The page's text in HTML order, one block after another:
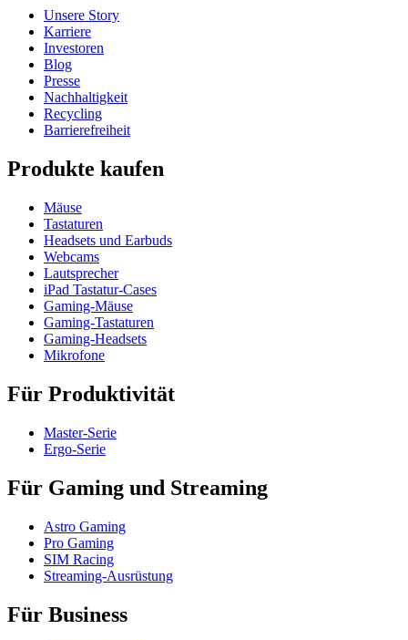
Unsere Story
Karriere
Investoren
Blog
Presse
Nachhaltigkeit
Recycling
Barrierefreiheit
Produkte kaufen
Mäuse
Tastaturen
Headsets und Earbuds
Webcams
Lautsprecher
iPad Tastatur-Cases
Gaming-Mäuse
Gaming-Tastaturen
Gaming-Headsets
Mikrofone
Für Produktivität
Master-Serie
Ergo-Serie
Für Gaming und Streaming
Astro Gaming
Pro Gaming
SIM Racing
Streaming-Ausrüstung
Für Business